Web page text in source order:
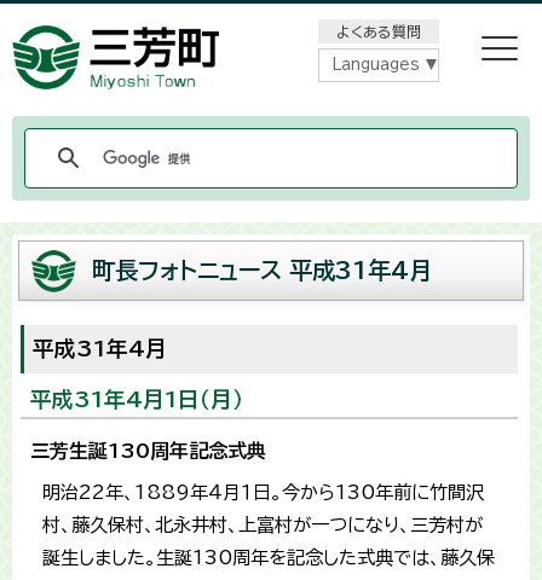
よくある質問
Languages
町長フォトニュース 平成31年4月
平成31年4月
平成31年4月1日（月）
三芳生誕130周年記念式典
明治22年、1889年４月１日。今から130年前に竹間沢
村、藤久保村、北永井村、上富村が一つになり、三芳村が
誕生しました。生誕130周年を記念した式典では、藤久保